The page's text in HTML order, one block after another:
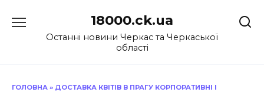
до
18000.ck.ua
Останні новини Черкас та Черкаської
області
ГОЛОВНА » ДОСТАВКА КВІТІВ В ПРАГУ КОРПОРАТИВНІ І